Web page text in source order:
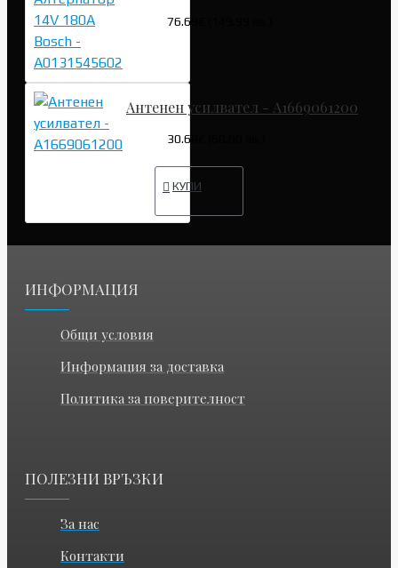
76.69€ (149.99 лв.)
Антенен усилвател - A1669061200
30.68€ (60.00 лв.)
КУПИ
ИНФОРМАЦИЯ
Общи условия
Информация за доставка
Политика за поверителност
ПОЛЕЗНИ ВРЪЗКИ
За нас
Контакти